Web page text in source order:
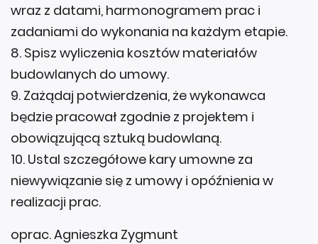
wraz z datami, harmonogramem prac i
zadaniami do wykonania na każdym etapie.
8. Spisz wyliczenia kosztów materiałów
budowlanych do umowy.
9. Zażądaj potwierdzenia, że wykonawca
będzie pracował zgodnie z projektem i
obowiązującą sztuką budowlaną.
10. Ustal szczegółowe kary umowne za
niewywiązanie się z umowy i opóźnienia w
realizacji prac.
oprac. Agnieszka Zygmunt